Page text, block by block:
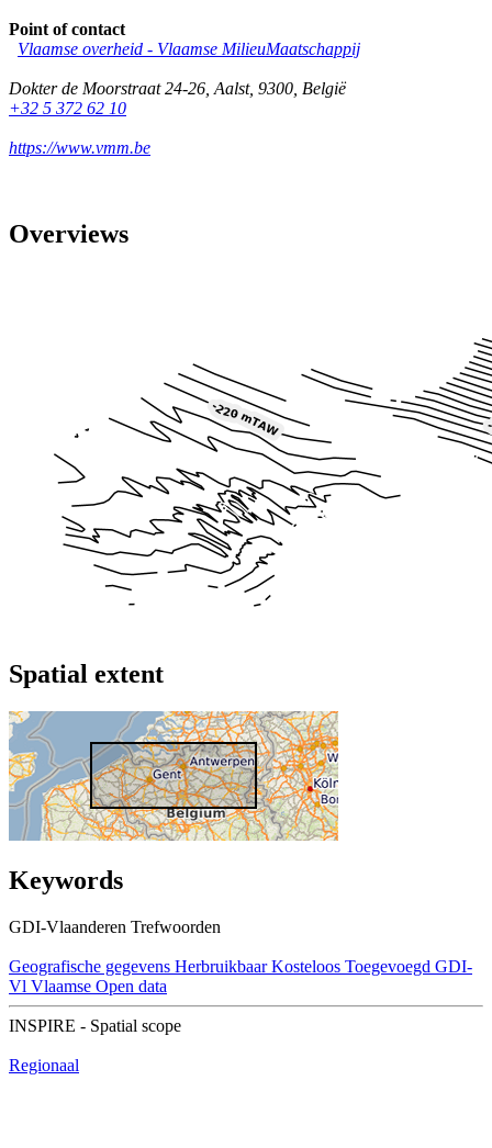
Point of contact
Vlaamse overheid - Vlaamse MilieuMaatschappij
Dokter de Moorstraat 24-26 Aalst, 9300 België
+32 5 372 62 10
https://www.vmm.be
Overviews
Spatial extent
Keywords
GDI-Vlaanderen Trefwoorden
Geografische gegevens Herbruikbaar Kosteloos Toegevoegd GDI-
Vl Vlaamse Open data
INSPIRE - Spatial scope
Regionaal